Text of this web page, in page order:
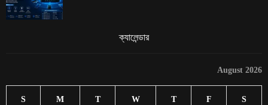
ক্যালেন্ডার
August 2026
S M T W T F S